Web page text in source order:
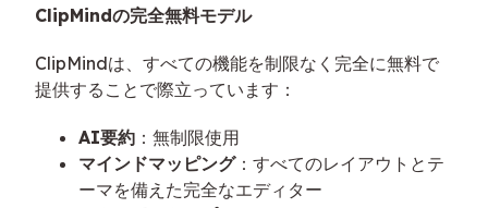
ClipMindの完全無料モデル
ClipMindは、すべての機能を制限なく完全に無料で
提供することで際立っています：
AI要約 ：無制限使用
マインドマッピング：すべてのレイアウトとテ
ーマを備えた完全なエディター